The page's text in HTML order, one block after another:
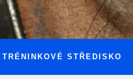
TRÉNINKOVÉ STŘEDISKO